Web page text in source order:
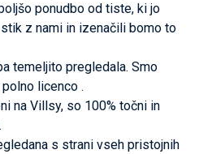
ponudbo od tiste, ki jo
z nami in izenačili bomo to
temeljito pregledala. Smo
licenco .
na Villsy, so 100% točni in
s strani vseh pristojnih